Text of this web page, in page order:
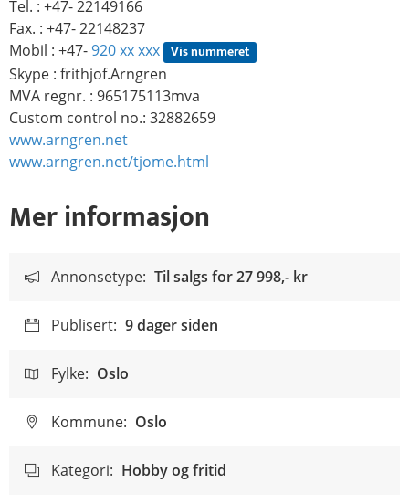
Tel. : +47- 22149166
Fax. : +47- 22148237
Mobil : +47-920 xx xxx Vis nummeret
Skype : frithjof.Arngren
MVA regnr. : 965175113mva
Custom control no.: 32882659
www.arngren.net
www.arngren.net/tjome.html
Mer informasjon
Annonsetype: Til salgs for27 998,- kr
Publisert: 9 dager siden
Fylke: Oslo
Kommune: Oslo
Kategori: Hobby og fritid